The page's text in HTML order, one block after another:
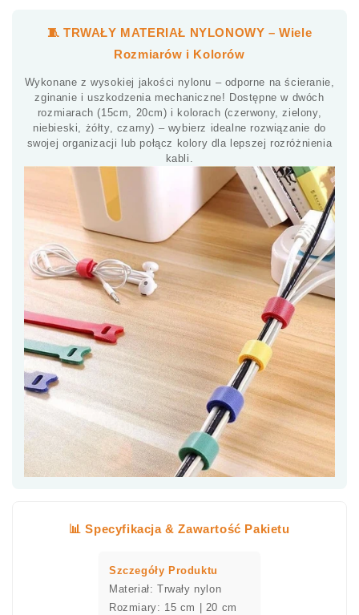
🧵 TRWAŁY MATERIAŁ NYLONOWY – Wiele
Rozmiarów i Kolorów
Wykonane z wysokiej jakości nylonu – odporne na ścieranie,
zginanie i uszkodzenia mechaniczne! Dostępne w dwóch
rozmiarach (15cm, 20cm) i kolorach (czerwony, zielony,
niebieski, żółty, czarny) – wybierz idealne rozwiązanie do
swojej organizacji lub połącz kolory dla lepszej rozróżnienia
kabli.
📊 Specyfikacja & Zawartość Pakietu
Szczegóły Produktu
Materiał: Trwały nylon
Rozmiary: 15 cm | 20 cm